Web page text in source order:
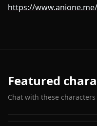
https://
Featured
Chat with these